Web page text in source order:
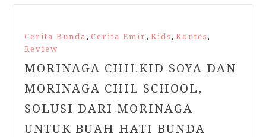
Cerita Bunda , Cerita Emir , Kids , Kontes ,
Review
MORINAGA CHILKID SOYA DAN
MORINAGA CHIL SCHOOL,
SOLUSI DARI MORINAGA
UNTUK BUAH HATI BUNDA